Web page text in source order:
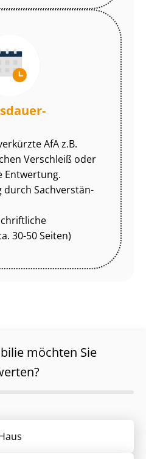
AfA z.B.
Verschleiß oder
Entwertung.
durch Sach­ver­stän­
30-50 Seiten)
möchten Sie